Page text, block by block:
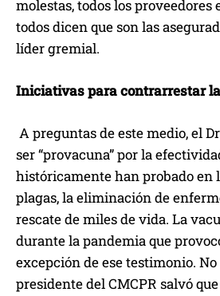
molestas, todos los proveedores
todos dicen que son las
líder gremial.
Iniciativas para contrarrestar
A preguntas de este medio, el
ser “provacuna” por la
históricamente han probado en
plagas, la eliminación de
rescate de miles de vida. La
durante la pandemia que
excepción de ese testimonio.
presidente del CMCPR salvó